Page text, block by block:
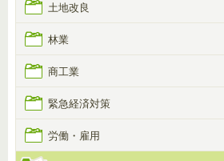
土地改良
林業
商工業
緊急経済対策
労働・雇用